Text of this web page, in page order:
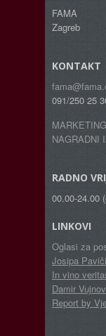
FAMA
Zagreb
KONTAKT
091/250 25
MARKETING
NAGRADNI
RADNO
00.00-24.00
LINKOVI
Oglasi za
Josipa
In vino
Damir
Report by